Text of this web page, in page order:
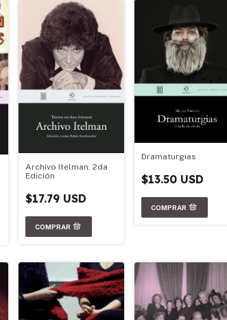
Archivo Itelman. 2da
Edición
$17.79 USD
Dramaturgias
$13.50 USD